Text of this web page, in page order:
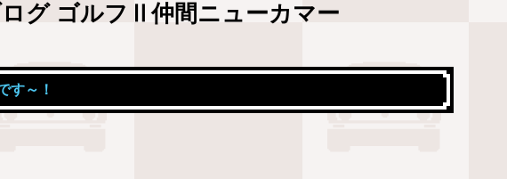
グ ゴルフⅡ仲間ニューカマー
す～！